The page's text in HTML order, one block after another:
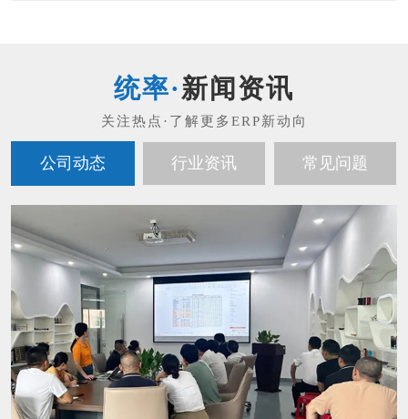
新闻资讯
公司动态 行业资讯 常见问题